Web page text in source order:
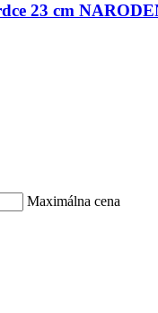
23 cm
Maximálna cena